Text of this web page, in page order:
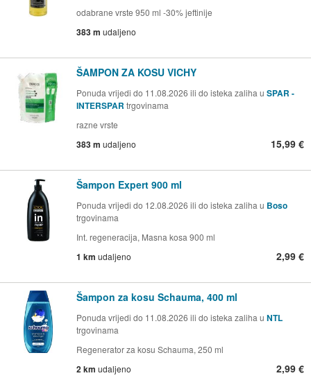
odabrane vrste 950 ml -30% jeftinije
383 m udaljeno
ŠAMPON ZA KOSU VICHY
Ponuda vrijedi do 11.08.2026 ili do isteka zaliha u SPAR -
INTERSPAR trgovinama
razne vrste
383 m udaljeno 15,99 €
Šampon Expert 900 ml
Ponuda vrijedi do 12.08.2026 ili do isteka zaliha u Boso
trgovinama
Int. regeneracija, Masna kosa 900 ml
1 km udaljeno 2,99 €
Šampon za kosu Schauma, 400 ml
Ponuda vrijedi do 11.08.2026 ili do isteka zaliha u NTL
trgovinama
Regenerator za kosu Schauma, 250 ml
2 km udaljeno 2,99 €